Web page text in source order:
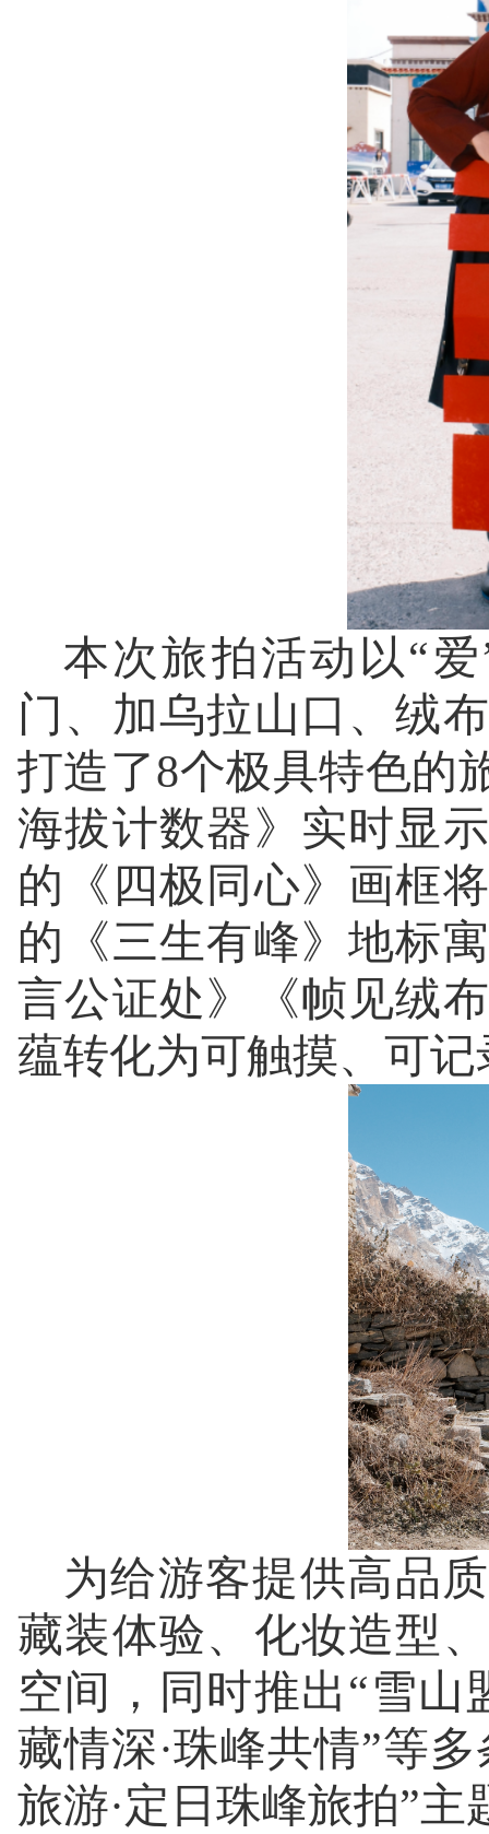
本次旅拍活动以“
门、加乌拉山口、绒
打造了8个极具特色的
海拔计数器》实时显
的《四极同心》画框
的《三生有峰》地标
言公证处》《帧见绒
蕴转化为可触摸、可
为给游客提供高品
藏装体验、化妆造型
空间，同时推出“雪山
藏情深·珠峰共情”等
旅游·定日珠峰旅拍”